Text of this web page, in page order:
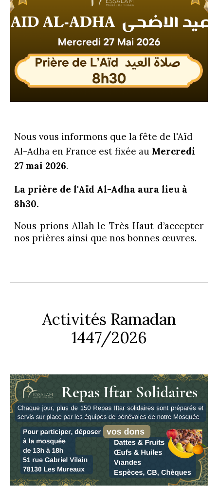
Nous vous informons que la fête de l'Aïd
Al-Adha en France est fixée au Mercredi
27 mai 2026.
La prière de l'Aïd Al-Adha aura lieu à
8h30.
Nous prions Allah le Très Haut d’accepter
nos prières ainsi que nos bonnes œuvres.
Activités Ramadan
1447/2026